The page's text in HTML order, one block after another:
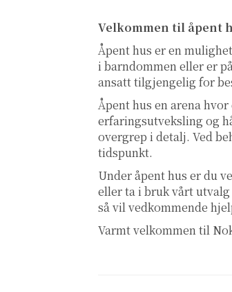
Velkommen til åpent
Åpent hus er en
i barndommen eller er
ansatt tilgjengelig for
Åpent hus en arena
erfaringsutveksling og
overgrep i detalj. Ved
tidspunkt.
Under åpent hus er du
eller ta i bruk vårt
så vil vedkommende
Varmt velkommen til